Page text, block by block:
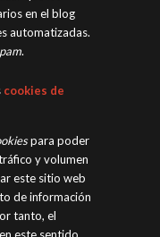
en el blog
automatizadas.
.
cookies de
para poder
y volumen
este sitio web
de información
tanto, el